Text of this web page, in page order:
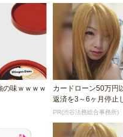
の味ｗｗｗｗ
カードローン50万円
返済を3～6ヶ月停止
減額してから返済...
PR(渋谷法務総合事務所)